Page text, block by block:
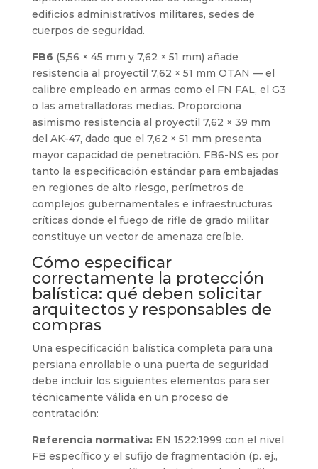
edificios administrativos militares, sedes de
cuerpos de seguridad.
FB6 (5,56 × 45 mm y 7,62 × 51 mm) añade
resistencia al proyectil 7,62 × 51 mm OTAN — el
calibre empleado en armas como el FN FAL, el G3
o las ametralladoras medias. Proporciona
asimismo resistencia al proyectil 7,62 × 39 mm
del AK-47, dado que el 7,62 × 51 mm presenta
mayor capacidad de penetración. FB6-NS es por
tanto la especificación estándar para embajadas
en regiones de alto riesgo, perímetros de
complejos gubernamentales e infraestructuras
críticas donde el fuego de rifle de grado militar
constituye un vector de amenaza creíble.
Cómo especificar
correctamente la protección
balística: qué deben solicitar
arquitectos y responsables de
compras
Una especificación balística completa para una
persiana enrollable o una puerta de seguridad
debe incluir los siguientes elementos para ser
técnicamente válida en un proceso de
contratación:
Referencia normativa:EN 1522:1999 con el nivel
FB específico y el sufijo de fragmentación (p. ej.,